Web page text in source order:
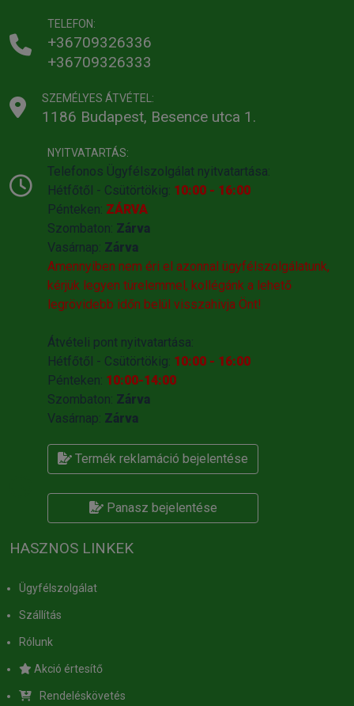
TELEFON:
+36709326336
+36709326333
SZEMÉLYES ÁTVÉTEL:
1186 Budapest, Besence utca 1.
NYITVATARTÁS:
Telefonos Ügyfélszolgálat nyitvatartása:
Hétfőtől - Csütörtökig: 10:00 - 16:00
Pénteken: ZÁRVA
Szombaton: Zárva
Vasárnap: Zárva
Amennyiben nem éri el azonnal ügyfélszolgálatunk,
kérjük legyen türelemmel, kollégánk a lehető
legrövidebb időn belül visszahivja Önt!
Átvételi pont nyitvatartása:
Hétfőtől - Csütörtökig: 10:00 - 16:00
Pénteken: 10:00-14:00
Szombaton: Zárva
Vasárnap: Zárva
Termék reklamáció bejelentése
Panasz bejelentése
HASZNOS LINKEK
Ügyfélszolgálat
Szállítás
Rólunk
Akció értesítő
Rendeléskövetés